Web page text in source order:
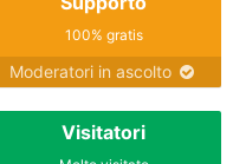
100% gratis
Moderatori in ascolto
Visitatori